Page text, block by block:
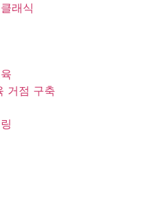
래식
거점 구축